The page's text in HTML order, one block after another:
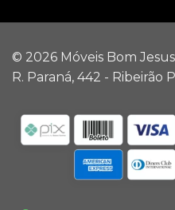
© 2026 Móveis Bom
R. Paraná, 442 - Ribeirão